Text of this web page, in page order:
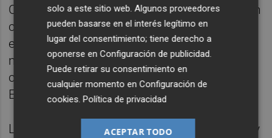
Con estas aspiraciones, Italia crece como un
clientes privilegiado al que Argel aumentará
este 2024 el bombeo de gas a los 28.000
millones de metros cúbicos, adelantó la
compañía pública italiana de hidrocarburos
Eni.
La viceministra italiana de Medio Ambiente y
solo a este sitio web. Algunos proveedores
pueden basarse en el interés legítimo en
lugar del consentimiento; tiene derecho a
oponerse enConfiguración de publicidad
Puede retirar su consentimiento en
cualquier momento enConfiguración de
cookies .Política de privacidad
ACEPTAR TODO